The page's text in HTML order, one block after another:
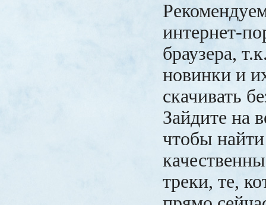
интернет-
браузера,
новинки и
скачивать
Зайдите на
чтобы
треки, те,